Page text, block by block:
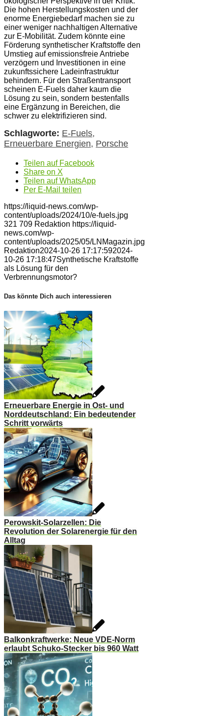
Die hohen Herstellungskosten und der
enorme Energiebedarf machen sie zu
einer weniger nachhaltigen Alternative
zur E-Mobilität. Zudem könnte eine
Förderung synthetischer Kraftstoffe den
Umstieg auf emissionsfreie Antriebe
verzögern und Investitionen in eine
zukunftssichere Ladeinfrastruktur
behindern. Für den Straßentransport
scheinen E-Fuels daher kaum die
Lösung zu sein, sondern bestenfalls
eine Ergänzung in Bereichen, die
schwer zu elektrifizieren sind.
Schlagworte: E-Fuels,
Erneuerbare Energien, Porsche
Teilen auf Facebook
Share on X
Teilen auf WhatsApp
Per E-Mail teilen
https://liquid-news.com/wp-
content/uploads/2024/10/e-fuels.jpg
321 709 Redaktion https://liquid-
news.com/wp-
content/uploads/2025/05/LNMagazin.jpg
Redaktion2024-10-26 17:17:592024-
10-26 17:18:47Synthetische Kraftstoffe
als Lösung für den
Verbrennungsmotor?
Das könnte Dich auch interessieren
Erneuerbare Energie in Ost- und
Norddeutschland: Ein bedeutender
Schritt vorwärts
Perowskit-Solarzellen: Die
Revolution der Solarenergie für den
Alltag
Balkonkraftwerke: Neue VDE-Norm
erlaubt Schuko-Stecker bis 960 Watt